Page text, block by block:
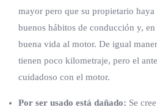
mayor pero que su propietario
buenos hábitos de conducción y,
buena vida al motor. De igual
tienen poco kilometraje, pero el
cuidadoso con el motor.
Por ser usado está dañado: Se